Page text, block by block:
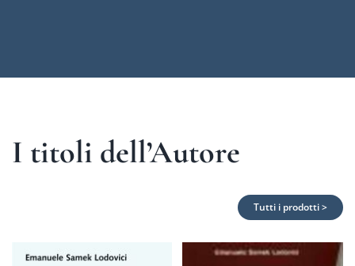
I titoli dell’Autore
Tutti i prodotti >